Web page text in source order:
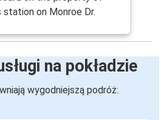
station on Monroe Dr.
na pokładzie
wygodniejszą podróż: